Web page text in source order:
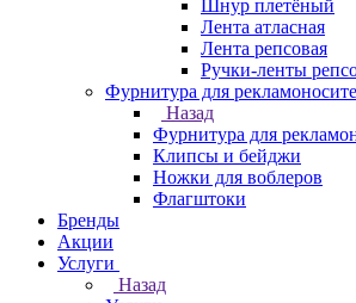
Шнур плетёный
Лента атласная
Лента репсовая
Ручки-ленты
Фурнитура для
Назад
Фурнитура для
Клипсы и бeйджи
Ножки для воблеров
Флагштоки
Бренды
Акции
Услуги
Назад